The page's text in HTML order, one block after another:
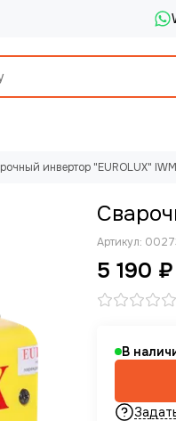
инвертор "EUROLUX"
Артикул:
5 190 ₽
В